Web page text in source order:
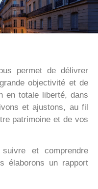
permet de délivrer
objectivité et de
en totale liberté, dans
et ajustons, au fil
patrimoine et de vos
et comprendre
élaborons un rapport